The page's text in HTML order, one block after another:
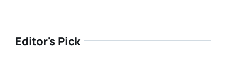
Editor's Pick